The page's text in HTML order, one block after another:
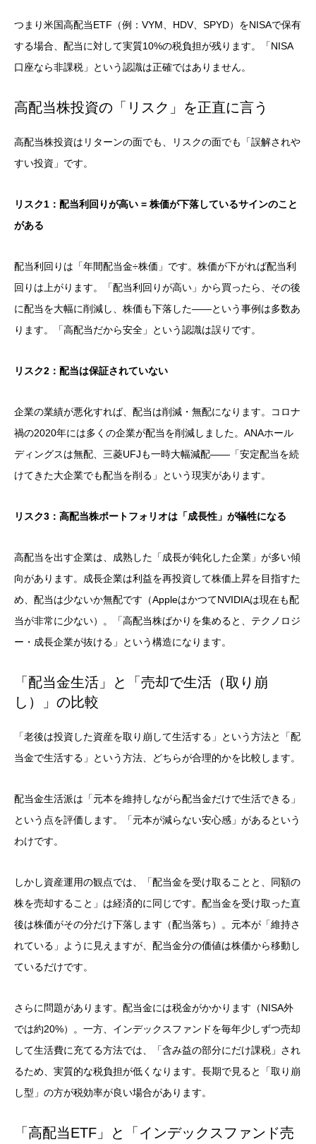
つまり米国高配当ETF（例：VYM、HDV、SPYD）をNISAで保有
する場合、配当に対して実質10%の税負担が残ります。「NISA
口座なら非課税」という認識は正確ではありません。
高配当株投資の「リスク」を正直に言う
高配当株投資はリターンの面でも、リスクの面でも「誤解されや
すい投資」です。
リスク1：配当利回りが高い = 株価が下落しているサインのこと
がある
配当利回りは「年間配当金÷株価」です。株価が下がれば配当利
回りは上がります。「配当利回りが高い」から買ったら、その後
に配当を大幅に削減し、株価も下落した——という事例は多数あ
ります。「高配当だから安全」という認識は誤りです。
リスク2：配当は保証されていない
企業の業績が悪化すれば、配当は削減・無配になります。コロナ
禍の2020年には多くの企業が配当を削減しました。ANAホール
ディングスは無配、三菱UFJも一時大幅減配——「安定配当を続
けてきた大企業でも配当を削る」という現実があります。
リスク3：高配当株ポートフォリオは「成長性」が犠牲になる
高配当を出す企業は、成熟した「成長が鈍化した企業」が多い傾
向があります。成長企業は利益を再投資して株価上昇を目指すた
め、配当は少ないか無配です（AppleはかつてNVIDIAは現在も配
当が非常に少ない）。「高配当株ばかりを集めると、テクノロジ
ー・成長企業が抜ける」という構造になります。
「配当金生活」と「売却で生活（取り崩
し）」の比較
「老後は投資した資産を取り崩して生活する」という方法と「配
当金で生活する」という方法、どちらが合理的かを比較します。
配当金生活派は「元本を維持しながら配当金だけで生活できる」
という点を評価します。「元本が減らない安心感」があるという
わけです。
しかし資産運用の観点では、「配当金を受け取ることと、同額の
株を売却すること」は経済的に同じです。配当金を受け取った直
後は株価がその分だけ下落します（配当落ち）。元本が「維持さ
れている」ように見えますが、配当金分の価値は株価から移動し
ているだけです。
さらに問題があります。配当金には税金がかかります（NISA外
では約20%）。一方、インデックスファンドを毎年少しずつ売却
して生活費に充てる方法では、「含み益の部分にだけ課税」され
るため、実質的な税負担が低くなります。長期で見ると「取り崩
し型」の方が税効率が良い場合があります。
「高配当ETF」と「インデックスファンド売